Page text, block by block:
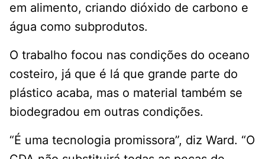
em alimento, criando dióxido de carbono e
água como subprodutos.
O trabalho focou nas condições do oceano
costeiro, já que é lá que grande parte do
plástico acaba, mas o material também se
biodegradou em outras condições.
“É uma tecnologia promissora”, diz Ward. “O